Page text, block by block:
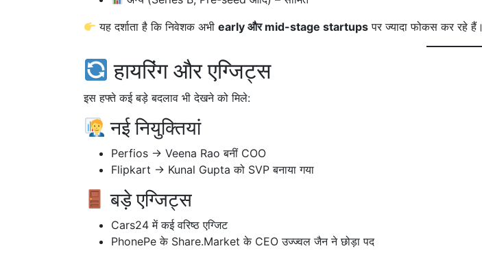
यह दर्शाता है कि निवेशक अभीearly और mid-stage startups पर ज्यादा फोकस कर रहे हैं।
हायरिंग और एग्जिट्स
इस हफ्ते कई बड़े बदलाव भी देखने को मिले:
नई नियुक्तियां
Perfios → Veena Rao बनीं COO
Flipkart → Kunal Gupta को SVP बनाया गया
बड़े एग्जिट्स
Cars24 में कई वरिष्ठ एग्जिट
PhonePe के Share.Market के CEO उज्ज्वल जैन ने छोड़ा पद